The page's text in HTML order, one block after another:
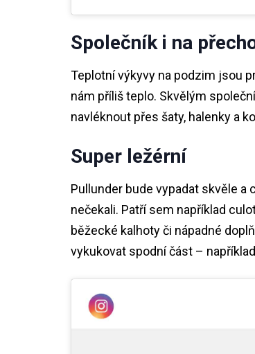
Společník i na
Teplotní výkyvy na podzim jsou
nám příliš teplo. Skvělým
navléknout přes šaty, halenky a
Super ležérní
Pullunder bude vypadat skvěle
nečekali. Patří sem například
běžecké kalhoty či nápadné
vykukovat spodní část –